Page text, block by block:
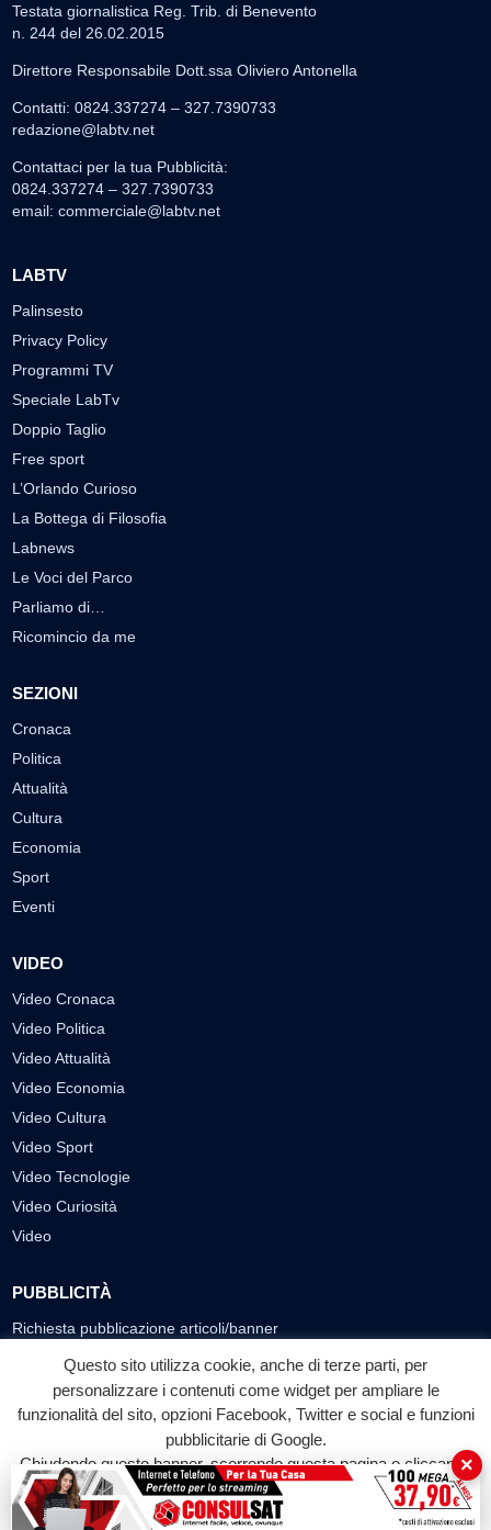
Testata giornalistica Reg. Trib. di Benevento
n. 244 del 26.02.2015
Direttore Responsabile Dott.ssa Oliviero Antonella
Contatti: 0824.337274 – 327.7390733
redazione@labtv.net
Contattaci per la tua Pubblicità:
0824.337274 – 327.7390733
email: commerciale@labtv.net
LABTV
Palinsesto
Privacy Policy
Programmi TV
Speciale LabTv
Doppio Taglio
Free sport
L’Orlando Curioso
La Bottega di Filosofia
Labnews
Le Voci del Parco
Parliamo di…
Ricomincio da me
SEZIONI
Cronaca
Politica
Attualità
Cultura
Economia
Sport
Eventi
VIDEO
Video Cronaca
Video Politica
Video Attualità
Video Economia
Video Cultura
Video Sport
Video Tecnologie
Video Curiosità
Video
PUBBLICITÀ
Richiesta pubblicazione articoli/banner
SEGUICI SUI SOCIAL
f
Facebook
◎ ▶
YouTube
© 2026 LABTV - Tutti i diritti riservati
Questo sito utilizza cookie, anche di terze parti, per
personalizzare i contenuti come widget per ampliare le
funzionalità del sito, opzioni Facebook, Twitter e social e funzioni
pubblicitarie di Google.
Chiudendo questo banner, scorrendo questa pagina o cliccando
su qualunque suo elemento acconsenti all'uso dei cookie.
Accetta
×